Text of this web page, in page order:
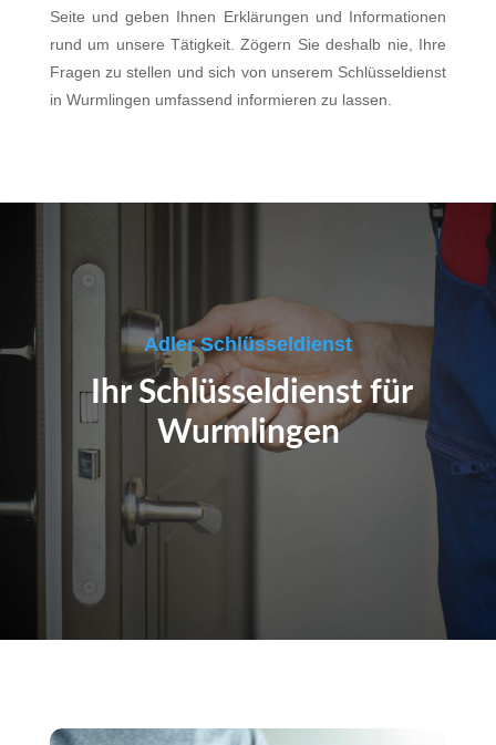
Seite und geben Ihnen Erklärungen und Informationen
rund um unsere Tätigkeit. Zögern Sie deshalb nie, Ihre
Fragen zu stellen und sich von unserem Schlüsseldienst
in Wurmlingen umfassend informieren zu lassen.
Adler Schlüsseldienst
Ihr Schlüsseldienst für
Wurmlingen